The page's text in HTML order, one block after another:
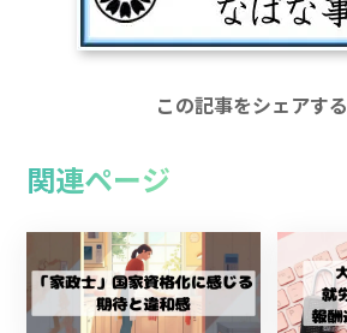
この記事をシェアする
関連ページ